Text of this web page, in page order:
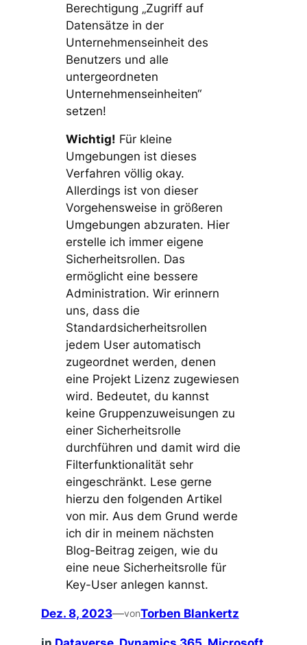
Berechtigung „Zugriff auf
Datensätze in der
Unternehmenseinheit des
Benutzers und alle
untergeordneten
Unternehmenseinheiten“
setzen!
Wichtig! Für kleine
Umgebungen ist dieses
Verfahren völlig okay.
Allerdings ist von dieser
Vorgehensweise in größeren
Umgebungen abzuraten. Hier
erstelle ich immer eigene
Sicherheitsrollen. Das
ermöglicht eine bessere
Administration. Wir erinnern
uns, dass die
Standardsicherheitsrollen
jedem User automatisch
zugeordnet werden, denen
eine Projekt Lizenz zugewiesen
wird. Bedeutet, du kannst
keine Gruppenzuweisungen zu
einer Sicherheitsrolle
durchführen und damit wird die
Filterfunktionalität sehr
eingeschränkt. Lese gerne
hierzu den folgenden Artikel
von mir. Aus dem Grund werde
ich dir in meinem nächsten
Blog-Beitrag zeigen, wie du
eine neue Sicherheitsrolle für
Key-User anlegen kannst.
Dez. 8, 2023—vonTorben Blankertz